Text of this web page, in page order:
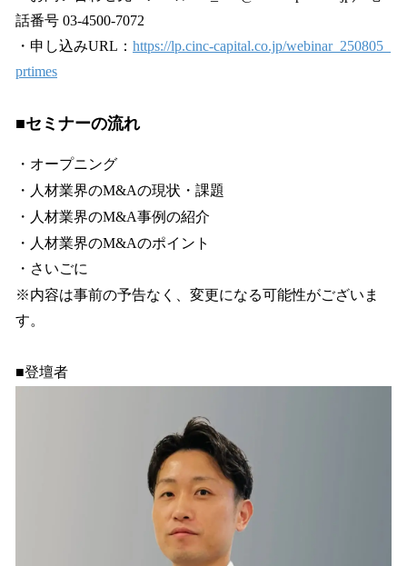
話番号 03-4500-7072
・申し込みURL： https://lp.cinc-capital.co.jp/webinar_250805_
prtimes
■セミナーの流れ
・オープニング
・人材業界のM&Aの現状・課題
・人材業界のM&A事例の紹介
・人材業界のM&Aのポイント
・さいごに
※内容は事前の予告なく、変更になる可能性がございま
す。
■登壇者